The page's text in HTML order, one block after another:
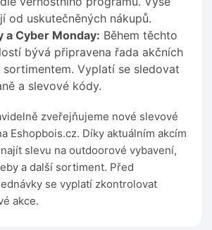
od uskutečněných nákupů.
a Cyber Monday: Během těchto
bývá připravena řada akčních
Vyplatí se sledovat
a slevové kódy.
zveřejňujeme nové slevové
Eshopbois.cz. Díky aktuálním akcím
slevu na outdoorové vybavení,
a další sortiment. Před
se vyplatí zkontrolovat
akce.